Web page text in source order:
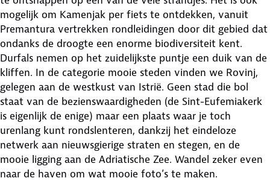
mogelijk om Kamenjak per fiets te ontdekken, vanuit
Premantura vertrekken rondleidingen door dit gebied dat
ondanks de droogte een enorme biodiversiteit kent.
Durfals nemen op het zuidelijkste puntje een duik van de
kliffen. In de categorie mooie steden vinden we Rovinj,
gelegen aan de westkust van Istrië. Geen stad die bol
staat van de bezienswaardigheden (de Sint-Eufemiakerk
is eigenlijk de enige) maar een plaats waar je toch
urenlang kunt rondslenteren, dankzij het eindeloze
netwerk aan nieuwsgierige straten en stegen, en de
mooie ligging aan de Adriatische Zee. Wandel zeker even
naar de haven om wat mooie foto’s te maken.